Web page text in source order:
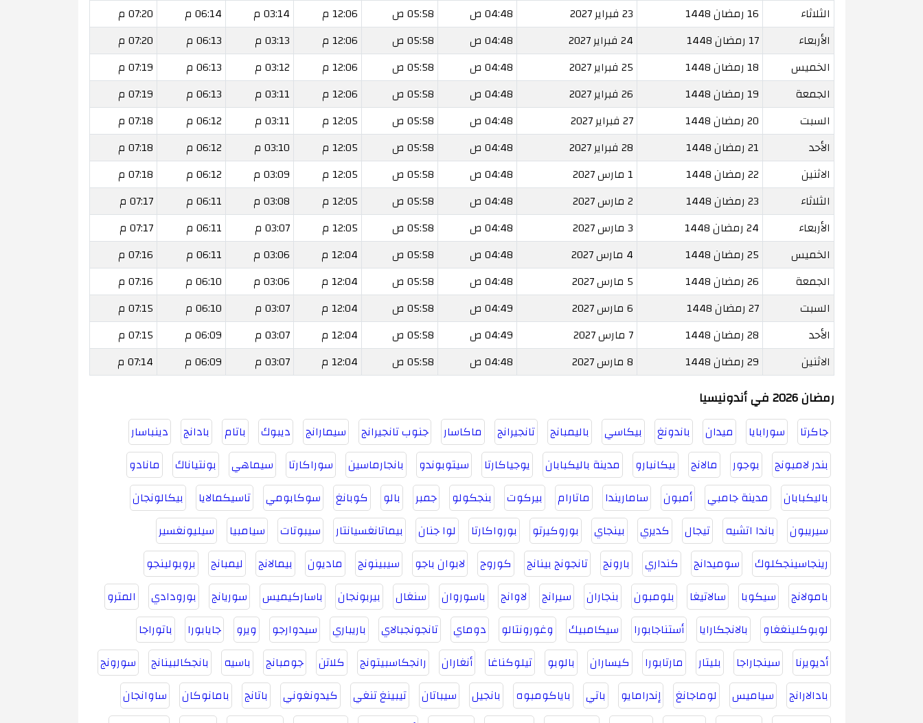
الثلاثاء
16 رمضان 1448 23 فبراير 2027 04:48 ص 05:58 ص 12:06 م 03:14 م 06:14 م
07:20 م
الأربعاء
17 رمضان 1448 24 فبراير 2027 04:48 ص 05:58 ص 12:06 م 03:13 م 06:13 م
07:20 م
الخميس
18 رمضان 1448 25 فبراير 2027 04:48 ص 05:58 ص 12:06 م 03:12 م 06:13 م
07:19 م
الجمعة
19 رمضان 1448 26 فبراير 2027 04:48 ص 05:58 ص 12:06 م 03:11 م 06:13 م
07:19 م
السبت
20 رمضان 1448 27 فبراير 2027 04:48 ص 05:58 ص 12:05 م 03:11 م 06:12 م
07:18 م
الأحد
21 رمضان 1448 28 فبراير 2027 04:48 ص 05:58 ص 12:05 م 03:10 م 06:12 م
07:18 م
الاثنين
22 رمضان 1448 1 مارس 2027 04:48 ص 05:58 ص 12:05 م 03:09 م 06:12 م
07:18 م
الثلاثاء
23 رمضان 1448 2 مارس 2027 04:48 ص 05:58 ص 12:05 م 03:08 م 06:11 م
07:17 م
الأربعاء
24 رمضان 1448 3 مارس 2027 04:48 ص 05:58 ص 12:05 م 03:07 م 06:11 م
07:17 م
الخميس
25 رمضان 1448 4 مارس 2027 04:48 ص 05:58 ص 12:04 م 03:06 م 06:11 م
07:16 م
الجمعة
26 رمضان 1448 5 مارس 2027 04:48 ص 05:58 ص 12:04 م 03:06 م 06:10 م
07:16 م
السبت
27 رمضان 1448 6 مارس 2027 04:49 ص 05:58 ص 12:04 م 03:07 م 06:10 م
07:15 م
الأحد
28 رمضان 1448 7 مارس 2027 04:49 ص 05:58 ص 12:04 م 03:07 م 06:09 م
07:15 م
الاثنين
29 رمضان 1448 8 مارس 2027 04:48 ص 05:58 ص 12:04 م 03:07 م 06:09 م 07:14 م
رمضان 2026 في أندونيسيا
جاكرتا سورابايا ميدان باندونغ بيكاسي باليمبانج تانجيرانج ماكاسار جنوب تانجيرانج سيمارانج ديبوك باتام بادانج
دينباسار
بندر لامبونج
بوجور مالانج بيكانبارو مدينة باليكبابان يوجياكارتا سيتوبوندو بانجارماسين سوراكارتا سيماهي بونتياناك
مانادو
باليكبابان
مدينة جامبي أمبون ساماريندا ماتارام بيركوت بنجكولو جمبر بالو كوبانغ سوكابومي تاسيكمالايا
بيكالونجان
سيريبون
باندا اتشيه تيجال كديري بينجاي بوروكيرتو بورواكارتا لوا جنان بيماتانغسيانتار سيبوتات سيامبيا
سيليونغسير
رينجاسينجكلوك
سوميدانج كنداري بارونج تانجونج بينانج كوروج لابوان باجو سيبينونج ماديون بيمالانج ليمبانج
بروبولينجو
بامولانج
سيكوبا سالاتيغا بلومبون بنجاران سيرانج لاوانج باسوروان سنغال بيربونجان باساركيميس سوريانج بورودادي
المترو
لوبوكلينغغاو
بالانجكارايا أستناجابورا سيكامبيك وغورونتالو دوماي تانجونجبالاي باريباري سيدوارجو ويرو جايابورا
باتوراجا
أديويرنا
سينجاراجا بليتار مارتابورا كيساران بالوبو تيلوكناغا أنغاران رانجكاسبيتونج كلاتن جومبانج باسيه بانجكالبينانج
سورونج
بادالارانج
سياميس لوماجانغ إندرامايو باتي باياكومبوه بانجيل سيباتان تيبينغ تنغي كيدونغوني باتانج بامانوكان
ساوانجان